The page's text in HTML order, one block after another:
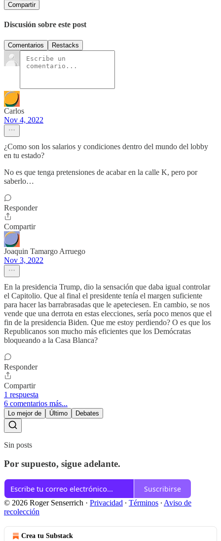
Compartir
Discusión sobre este post
Comentarios Restacks
Carlos
Nov 4, 2022
¿Como son los salarios y condiciones dentro del mundo del lobby
en tu estado?
No es que tenga pretensiones de acabar en la calle K, pero por
saberlo…
Responder
Compartir
Joaquin Tamargo Arruego
Nov 3, 2022
En la presidencia Trump, dio la sensación que daba igual controlar
el Capitolio. Que al final el presidente tenía el margen suficiente
para hacer las barrabrasadas que le apeteciesen. En cambio, se nos
vende que una derrota en estas elecciones, sería poco menos que el
fin de la presidencia Biden. Que me estoy perdiendo? O es que los
Republicanos son mucho más eficientes que los Demócratas
bloqueando a la Casa Blanca?
Responder
Compartir
1 respuesta
6 comentarios más...
Lo mejor de Último Debates
Sin posts
Por supuesto, sigue adelante.
Suscribirse
© 2026 Roger Senserrich · Privacidad ∙ Términos ∙ Aviso de
recolección
Crea tu Substack